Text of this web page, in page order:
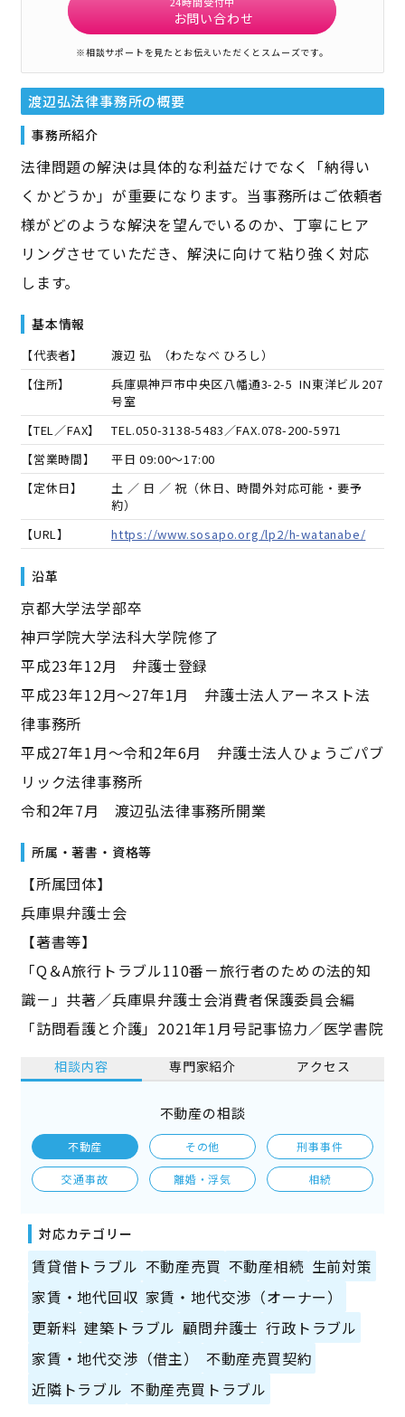
お問い合わせ
※相談サポートを見たとお伝えいただくとスムーズです。
渡辺弘法律事務所の概要
事務所紹介
法律問題の解決は具体的な利益だけでなく「納得い
くかどうか」が重要になります。当事務所はご依頼者
様がどのような解決を望んでいるのか、丁寧にヒア
リングさせていただき、解決に向けて粘り強く対応
します。
基本情報
【代表者】 渡辺 弘 （わたなべ ひろし）
【住所】
兵庫県神戸市中央区八幡通3-2-5 IN東洋ビル207
号室
【TEL／FAX】
TEL.050-3138-5483 ／FAX.078-200-5971
【営業時間】
平日 09:00～17:00
【定休日】
土 ／ 日 ／ 祝（休日、時間外対応可能・要予
約）
【URL】
https://www.sosapo.org/lp2/h-watanabe/
沿革
京都大学法学部卒
神戸学院大学法科大学院修了
平成23年12月 弁護士登録
平成23年12月～27年1月 弁護士法人アーネスト法
律事務所
平成27年1月～令和2年6月 弁護士法人ひょうごパブ
リック法律事務所
令和2年7月 渡辺弘法律事務所開業
所属・著書・資格等
【所属団体】
兵庫県弁護士会
【著書等】
「Q＆A旅行トラブル110番－旅行者のための法的知
識－」共著／兵庫県弁護士会消費者保護委員会編
「訪問看護と介護」2021年1月号記事協力／医学書院
相談内容 専門家紹介 アクセス
不動産の相談
不動産 その他 刑事事件
交通事故 離婚・浮気 相続
対応カテゴリー
賃貸借トラブル 不動産売買 不動産相続 生前対策
家賃・地代回収 家賃・地代交渉（オーナー）
更新料 建築トラブル 顧問弁護士 行政トラブル
家賃・地代交渉（借主）
不動産売買契約
近隣トラブル 不動産売買トラブル